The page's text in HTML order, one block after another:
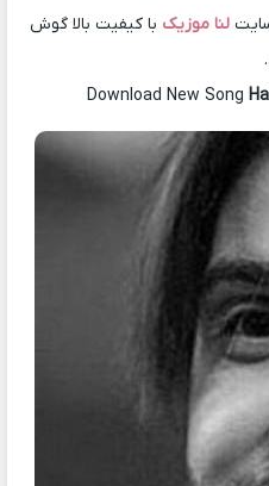
لنا موزیک با کیفیت بالا گوش
Download New Song